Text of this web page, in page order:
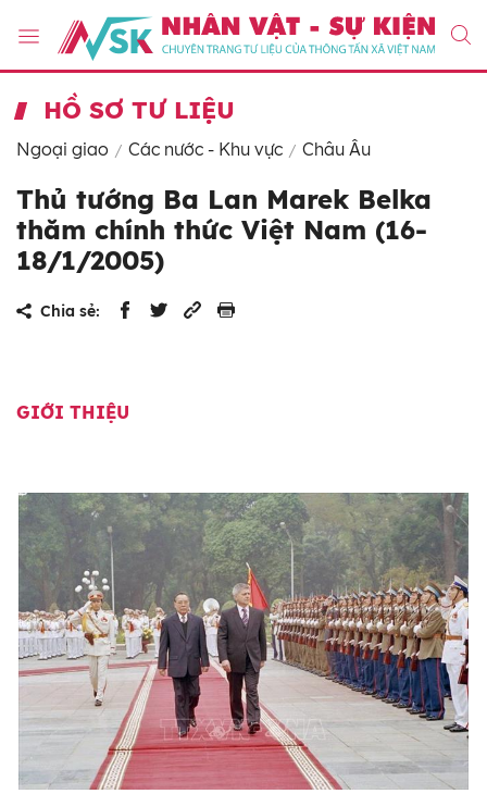
HỒ SƠ TƯ LIỆU
Ngoại giao Các nước - Khu vực Châu Âu
Thủ tướng Ba Lan Marek Belka
thăm chính thức Việt Nam (16-
18/1/2005)
Chia sẻ:
GIỚI THIỆU